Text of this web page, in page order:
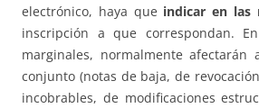
electrónico, haya que indicar en las
inscripción a que correspondan.
marginales, normalmente afectarán
conjunto (notas de baja, de
incobrables, de modificaciones